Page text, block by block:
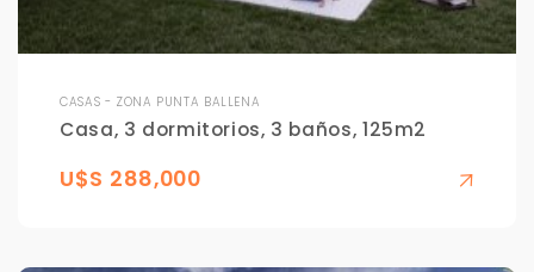
CASAS - ZONA PUNTA BALLENA
Casa, 3 dormitorios, 3 baños, 125m2
U$S 288,000